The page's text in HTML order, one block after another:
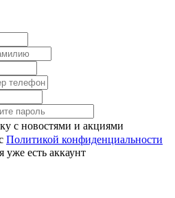
с новостями и акциями
Политикой конфиденциальности
уже есть аккаунт